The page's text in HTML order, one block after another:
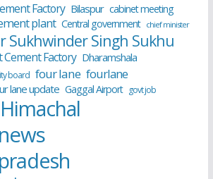
Factory Bilaspur cabinet meeting
plant Central government chief minister
Sukhwinder Singh Sukhu
Factory Dharamshala
board four lane fourlane
lane update Gaggal Airport govt job
Himachal